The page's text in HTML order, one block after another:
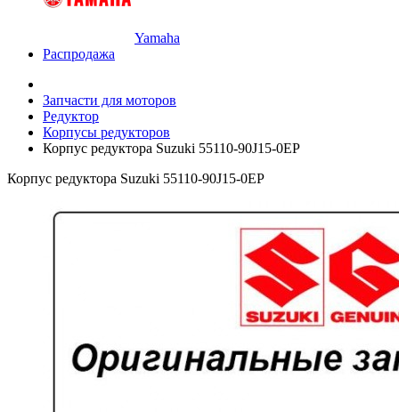
Yamaha
Распродажа
Запчасти для моторов
Редуктор
Корпусы редукторов
Корпус редуктора Suzuki 55110-90J15-0EP
Корпус редуктора Suzuki 55110-90J15-0EP